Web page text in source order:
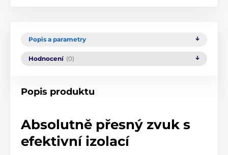
Popis a parametry
Hodnocení (0)
Popis produktu
Absolutně přesný zvuk s
efektivní izolací